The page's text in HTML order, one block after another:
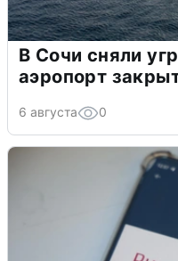
В Сочи сняли
аэропорт
6 августа 0